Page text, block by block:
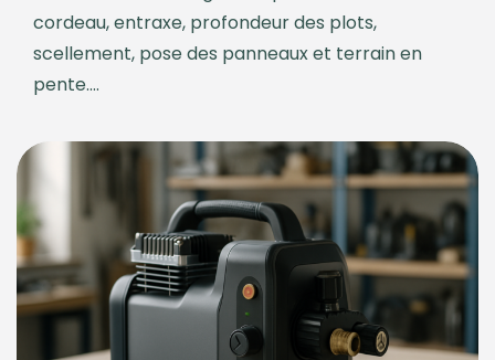
cordeau, entraxe, profondeur des plots,
scellement, pose des panneaux et terrain en
pente....